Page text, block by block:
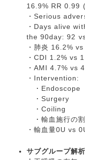
16.9% RR 0.99
・Serious
・Days alive
the 90day: 92
・肺炎 16.2%
・CDI 1.2% vs
・AMI 4.7% vs
・Intervention:
・
・Surgery
・Coiling
・輸血施行の
・輸血量0U vs
サブグループ解析